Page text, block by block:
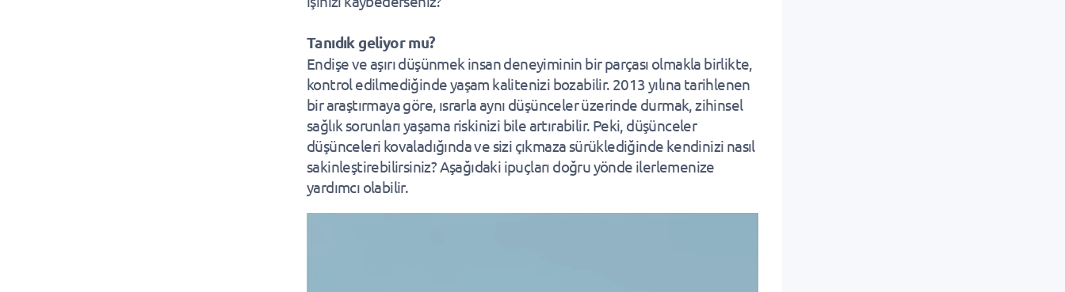
Tanıdık geliyor mu?
Endişe ve aşırı düşünmek insan deneyiminin bir parçası olmakla birlikte,
kontrol edilmediğinde yaşam kalitenizi bozabilir. 2013 yılına tarihlenen
bir araştırmaya göre, ısrarla aynı düşünceler üzerinde durmak, zihinsel
sağlık sorunları yaşama riskinizi bile artırabilir. Peki, düşünceler
düşünceleri kovaladığında ve sizi çıkmaza sürüklediğinde kendinizi nasıl
sakinleştirebilirsiniz? Aşağıdaki ipuçları doğru yönde ilerlemenize
yardımcı olabilir.